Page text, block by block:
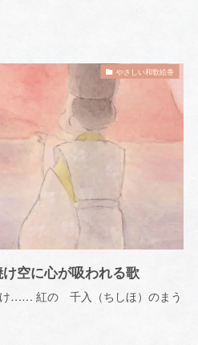
やさしい和歌絵巻
け空に心が吸われる歌
け…… 紅の 千入（ちしほ）のまう